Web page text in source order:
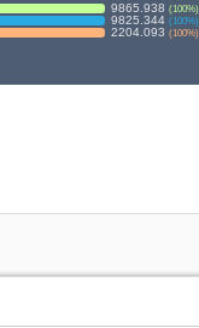
9865.938 (100%)
9825.344 (100%)
2204.093 (100%)